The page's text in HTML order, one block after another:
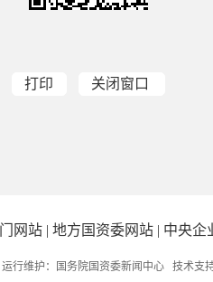
打印 关闭窗口